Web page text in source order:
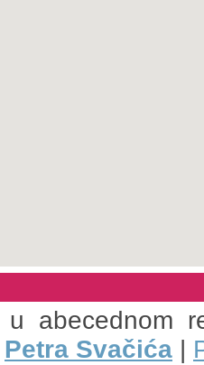
u abecednom
Petra Svačića |